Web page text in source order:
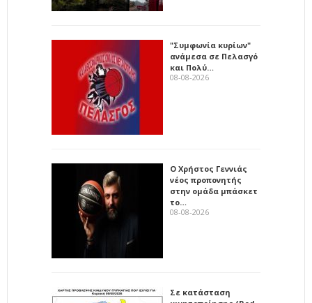
"Συμφωνία κυρίων"
ανάμεσα σε Πελασγό
και Πολύ…
08-08-2026
Ο Χρήστος Γεννιάς
νέος προπονητής
στην ομάδα μπάσκετ
το…
08-08-2026
Σε κατάσταση